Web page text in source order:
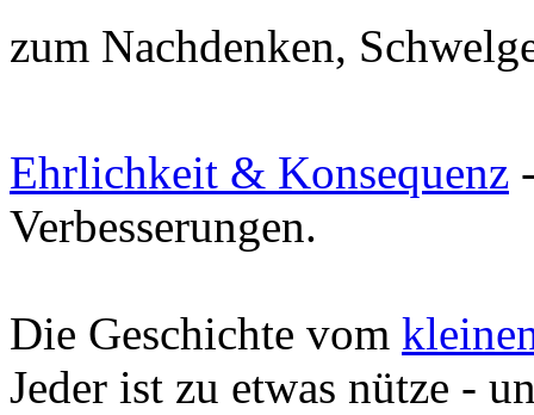
zum Nachdenken,
Ehrlichkeit & Konsequenz
Verbesserungen.
Die Geschichte vom
Jeder ist zu etwas nütze -